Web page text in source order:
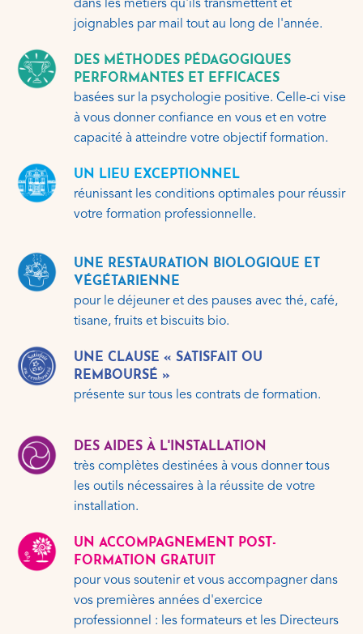
dans les métiers qu'ils transmettent et
joignables par mail tout au long de l'année.
DES MÉTHODES PÉDAGOGIQUES
PERFORMANTES ET EFFICACES
basées sur la psychologie positive. Celle-ci vise
à vous donner confiance en vous et en votre
capacité à atteindre votre objectif formation.
UN LIEU EXCEPTIONNEL
réunissant les conditions optimales pour réussir
votre formation professionnelle.
UNE RESTAURATION BIOLOGIQUE ET
VÉGÉTARIENNE
pour le déjeuner et des pauses avec thé, café,
tisane, fruits et biscuits bio.
UNE CLAUSE « SATISFAIT OU
REMBOURSÉ »
présente sur tous les contrats de formation.
DES AIDES À L'INSTALLATION
très complètes destinées à vous donner tous
les outils nécessaires à la réussite de votre
installation.
UN ACCOMPAGNEMENT POST-
FORMATION GRATUIT
pour vous soutenir et vous accompagner dans
vos premières années d'exercice
professionnel : les formateurs et les Directeurs